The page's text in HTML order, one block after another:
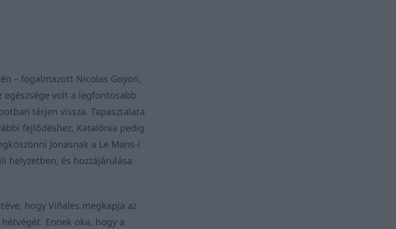
– fogalmazott Nicolas Goyon,
egészsége volt a legfontosabb
térjen vissza. Tapasztalata
fejlődéshez, Katalónia pedig
Jonasnak a Le Mans-i
helyzetben, és hozzájárulása
hogy Viñales megkapja az
Ennek oka, hogy a